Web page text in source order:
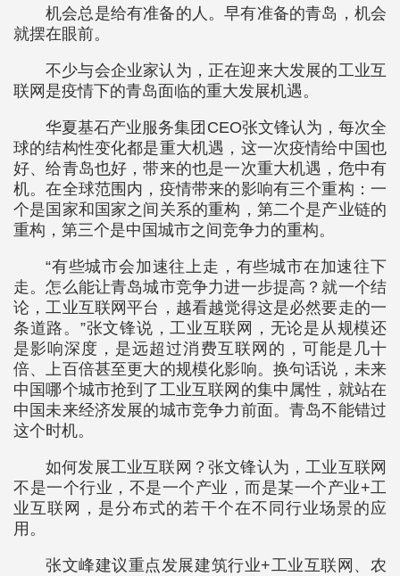
机会总是给有准备的人。早有准备的青岛，机会
就摆在眼前。
不少与会企业家认为，正在迎来大发展的工业互
联网是疫情下的青岛面临的重大发展机遇。
华夏基石产业服务集团CEO张文锋认为，每次全
球的结构性变化都是重大机遇，这一次疫情给中国也
好、给青岛也好，带来的也是一次重大机遇，危中有
机。在全球范围内，疫情带来的影响有三个重构：一
个是国家和国家之间关系的重构，第二个是产业链的
重构，第三个是中国城市之间竞争力的重构。
“有些城市会加速往上走，有些城市在加速往下
走。怎么能让青岛城市竞争力进一步提高？就一个结
论，工业互联网平台，越看越觉得这是必然要走的一
条道路。”张文锋说，工业互联网，无论是从规模还
是影响深度，是远超过消费互联网的，可能是几十
倍、上百倍甚至更大的规模化影响。换句话说，未来
中国哪个城市抢到了工业互联网的集中属性，就站在
中国未来经济发展的城市竞争力前面。青岛不能错过
这个时机。
如何发展工业互联网？张文锋认为，工业互联网
不是一个行业，不是一个产业，而是某一个产业+工
业互联网，是分布式的若干个在不同行业场景的应
用。
张文峰建议重点发展建筑行业+工业互联网、农